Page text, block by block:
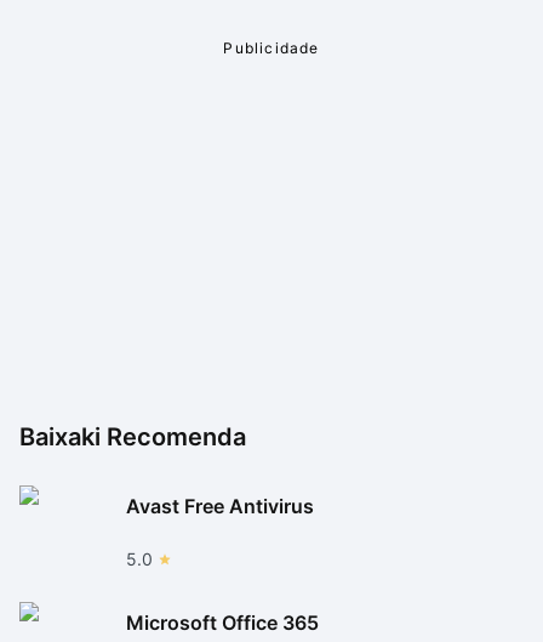
Baixaki Recomenda
Avast Free Antivirus
5.0
Microsoft Office 365